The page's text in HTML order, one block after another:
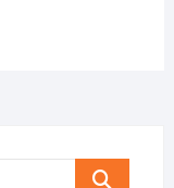
Search